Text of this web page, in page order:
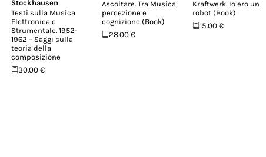
Stockhausen
Testi sulla Musica
Elettronica e
Strumentale. 1952-
1962 – Saggi sulla
teoria della
composizione
30.00 €
Ascoltare. Tra Musica,
percezione e
cognizione (Book)
28.00 €
Kraftwerk. Io ero un
robot (Book)
15.00 €